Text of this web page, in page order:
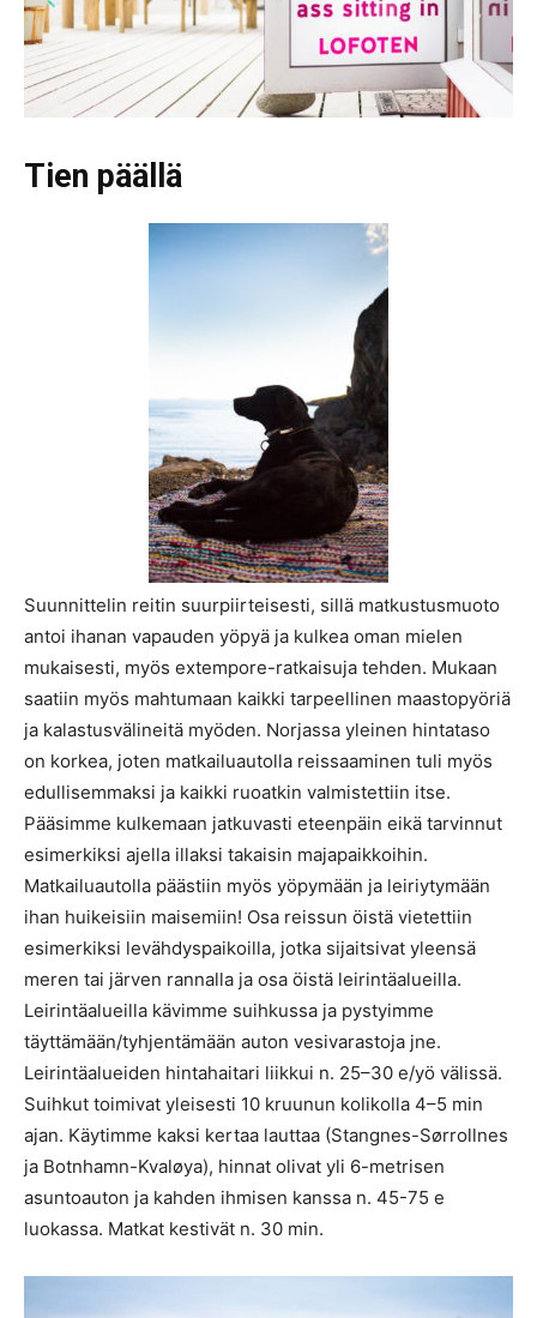
Tien päällä
Suunnittelin reitin suurpiirteisesti, sillä matkustusmuoto
antoi ihanan vapauden yöpyä ja kulkea oman mielen
mukaisesti, myös extempore-ratkaisuja tehden. Mukaan
saatiin myös mahtumaan kaikki tarpeellinen maastopyöriä
ja kalastusvälineitä myöden. Norjassa yleinen hintataso
on korkea, joten matkailuautolla reissaaminen tuli myös
edullisemmaksi ja kaikki ruoatkin valmistettiin itse.
Pääsimme kulkemaan jatkuvasti eteenpäin eikä tarvinnut
esimerkiksi ajella illaksi takaisin majapaikkoihin.
Matkailuautolla päästiin myös yöpymään ja leiriytymään
ihan huikeisiin maisemiin! Osa reissun öistä vietettiin
esimerkiksi levähdyspaikoilla, jotka sijaitsivat yleensä
meren tai järven rannalla ja osa öistä leirintäalueilla.
Leirintäalueilla kävimme suihkussa ja pystyimme
täyttämään/tyhjentämään auton vesivarastoja jne.
Leirintäalueiden hintahaitari liikkui n. 25–30 e/yö välissä.
Suihkut toimivat yleisesti 10 kruunun kolikolla 4–5 min
ajan. Käytimme kaksi kertaa lauttaa (Stangnes-Sørrollnes
ja Botnhamn-Kvaløya), hinnat olivat yli 6-metrisen
asuntoauton ja kahden ihmisen kanssa n. 45-75 e
luokassa. Matkat kestivät n. 30 min.